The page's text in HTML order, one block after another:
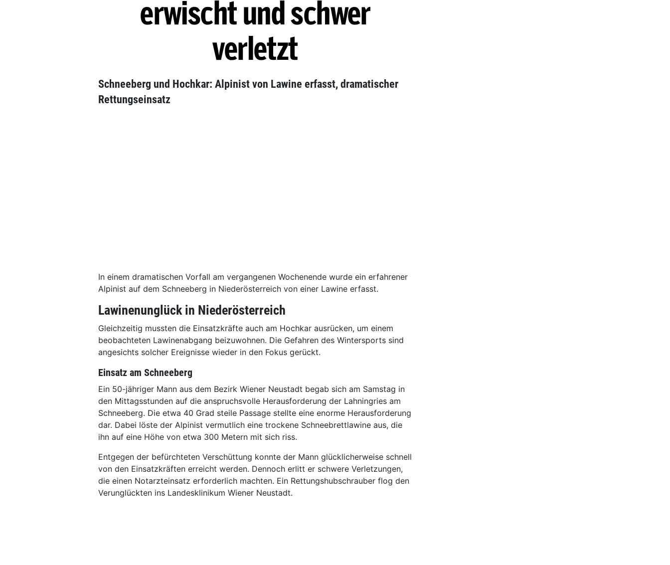
erwischt und schwer
verletzt
Schneeberg und Hochkar: Alpinist von Lawine erfasst, dramatischer
Rettungseinsatz
In einem dramatischen Vorfall am vergangenen Wochenende wurde ein erfahrener
Alpinist auf dem Schneeberg in Niederösterreich von einer Lawine erfasst.
Lawinenunglück in Niederösterreich
Gleichzeitig mussten die Einsatzkräfte auch am Hochkar ausrücken, um einem
beobachteten Lawinenabgang beizuwohnen. Die Gefahren des Wintersports sind
angesichts solcher Ereignisse wieder in den Fokus gerückt.
Einsatz am Schneeberg
Ein 50-jähriger Mann aus dem Bezirk Wiener Neustadt begab sich am Samstag in
den Mittagsstunden auf die anspruchsvolle Herausforderung der Lahningries am
Schneeberg. Die etwa 40 Grad steile Passage stellte eine enorme Herausforderung
dar. Dabei löste der Alpinist vermutlich eine trockene Schneebrettlawine aus, die
ihn auf eine Höhe von etwa 300 Metern mit sich riss.
Entgegen der befürchteten Verschüttung konnte der Mann glücklicherweise schnell
von den Einsatzkräften erreicht werden. Dennoch erlitt er schwere Verletzungen,
die einen Notarzteinsatz erforderlich machten. Ein Rettungshubschrauber flog den
Verunglückten ins Landesklinikum Wiener Neustadt.